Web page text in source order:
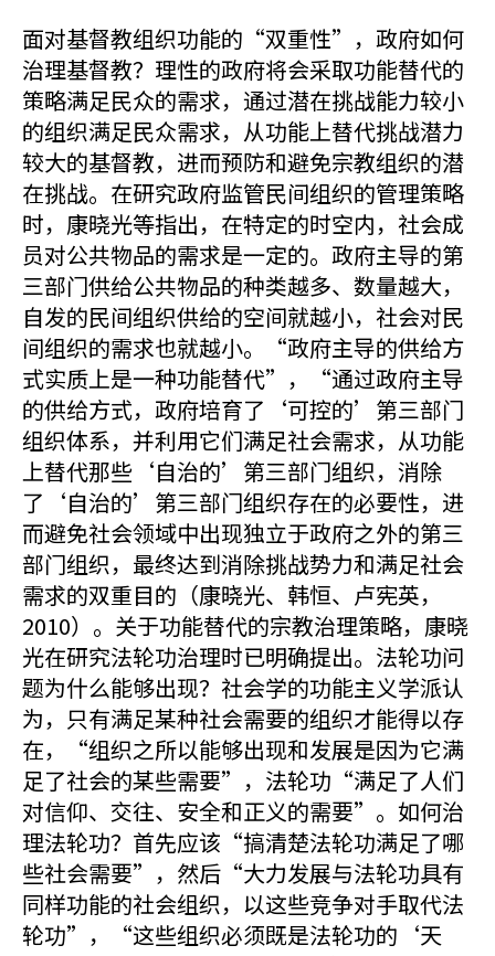
面对基督教组织功能的“双重性”，政府如何
治理基督教？理性的政府将会采取功能替代的
策略满足民众的需求，通过潜在挑战能力较小
的组织满足民众需求，从功能上替代挑战潜力
较大的基督教，进而预防和避免宗教组织的潜
在挑战。在研究政府监管民间组织的管理策略
时，康晓光等指出，在特定的时空内，社会成
员对公共物品的需求是一定的。政府主导的第
三部门供给公共物品的种类越多、数量越大，
自发的民间组织供给的空间就越小，社会对民
间组织的需求也就越小。“政府主导的供给方
式实质上是一种功能替代”，“通过政府主导
的供给方式，政府培育了‘可控的’第三部门
组织体系，并利用它们满足社会需求，从功能
上替代那些‘自治的’第三部门组织，消除
了‘自治的’第三部门组织存在的必要性，进
而避免社会领域中出现独立于政府之外的第三
部门组织，最终达到消除挑战势力和满足社会
需求的双重目的（康晓光、韩恒、卢宪英，
2010）。关于功能替代的宗教治理策略，康晓
光在研究法轮功治理时已明确提出。法轮功问
题为什么能够出现？社会学的功能主义学派认
为，只有满足某种社会需要的组织才能得以存
在，“组织之所以能够出现和发展是因为它满
足了社会的某些需要”，法轮功“满足了人们
对信仰、交往、安全和正义的需要”。如何治
理法轮功？首先应该“搞清楚法轮功满足了哪
些社会需要”，然后“大力发展与法轮功具有
同样功能的社会组织，以这些竞争对手取代法
轮功”，“这些组织必须既是法轮功的‘天